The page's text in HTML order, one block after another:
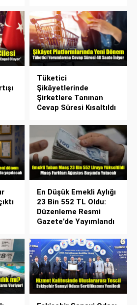
Tüketici
Şikâyetlerinde
Şirketlere Tanınan
Cevap Süresi Kısaltıldı
En Düşük Emekli Aylığı
23 Bin 552 TL Oldu:
Düzenleme Resmi
Gazete’de Yayımlandı